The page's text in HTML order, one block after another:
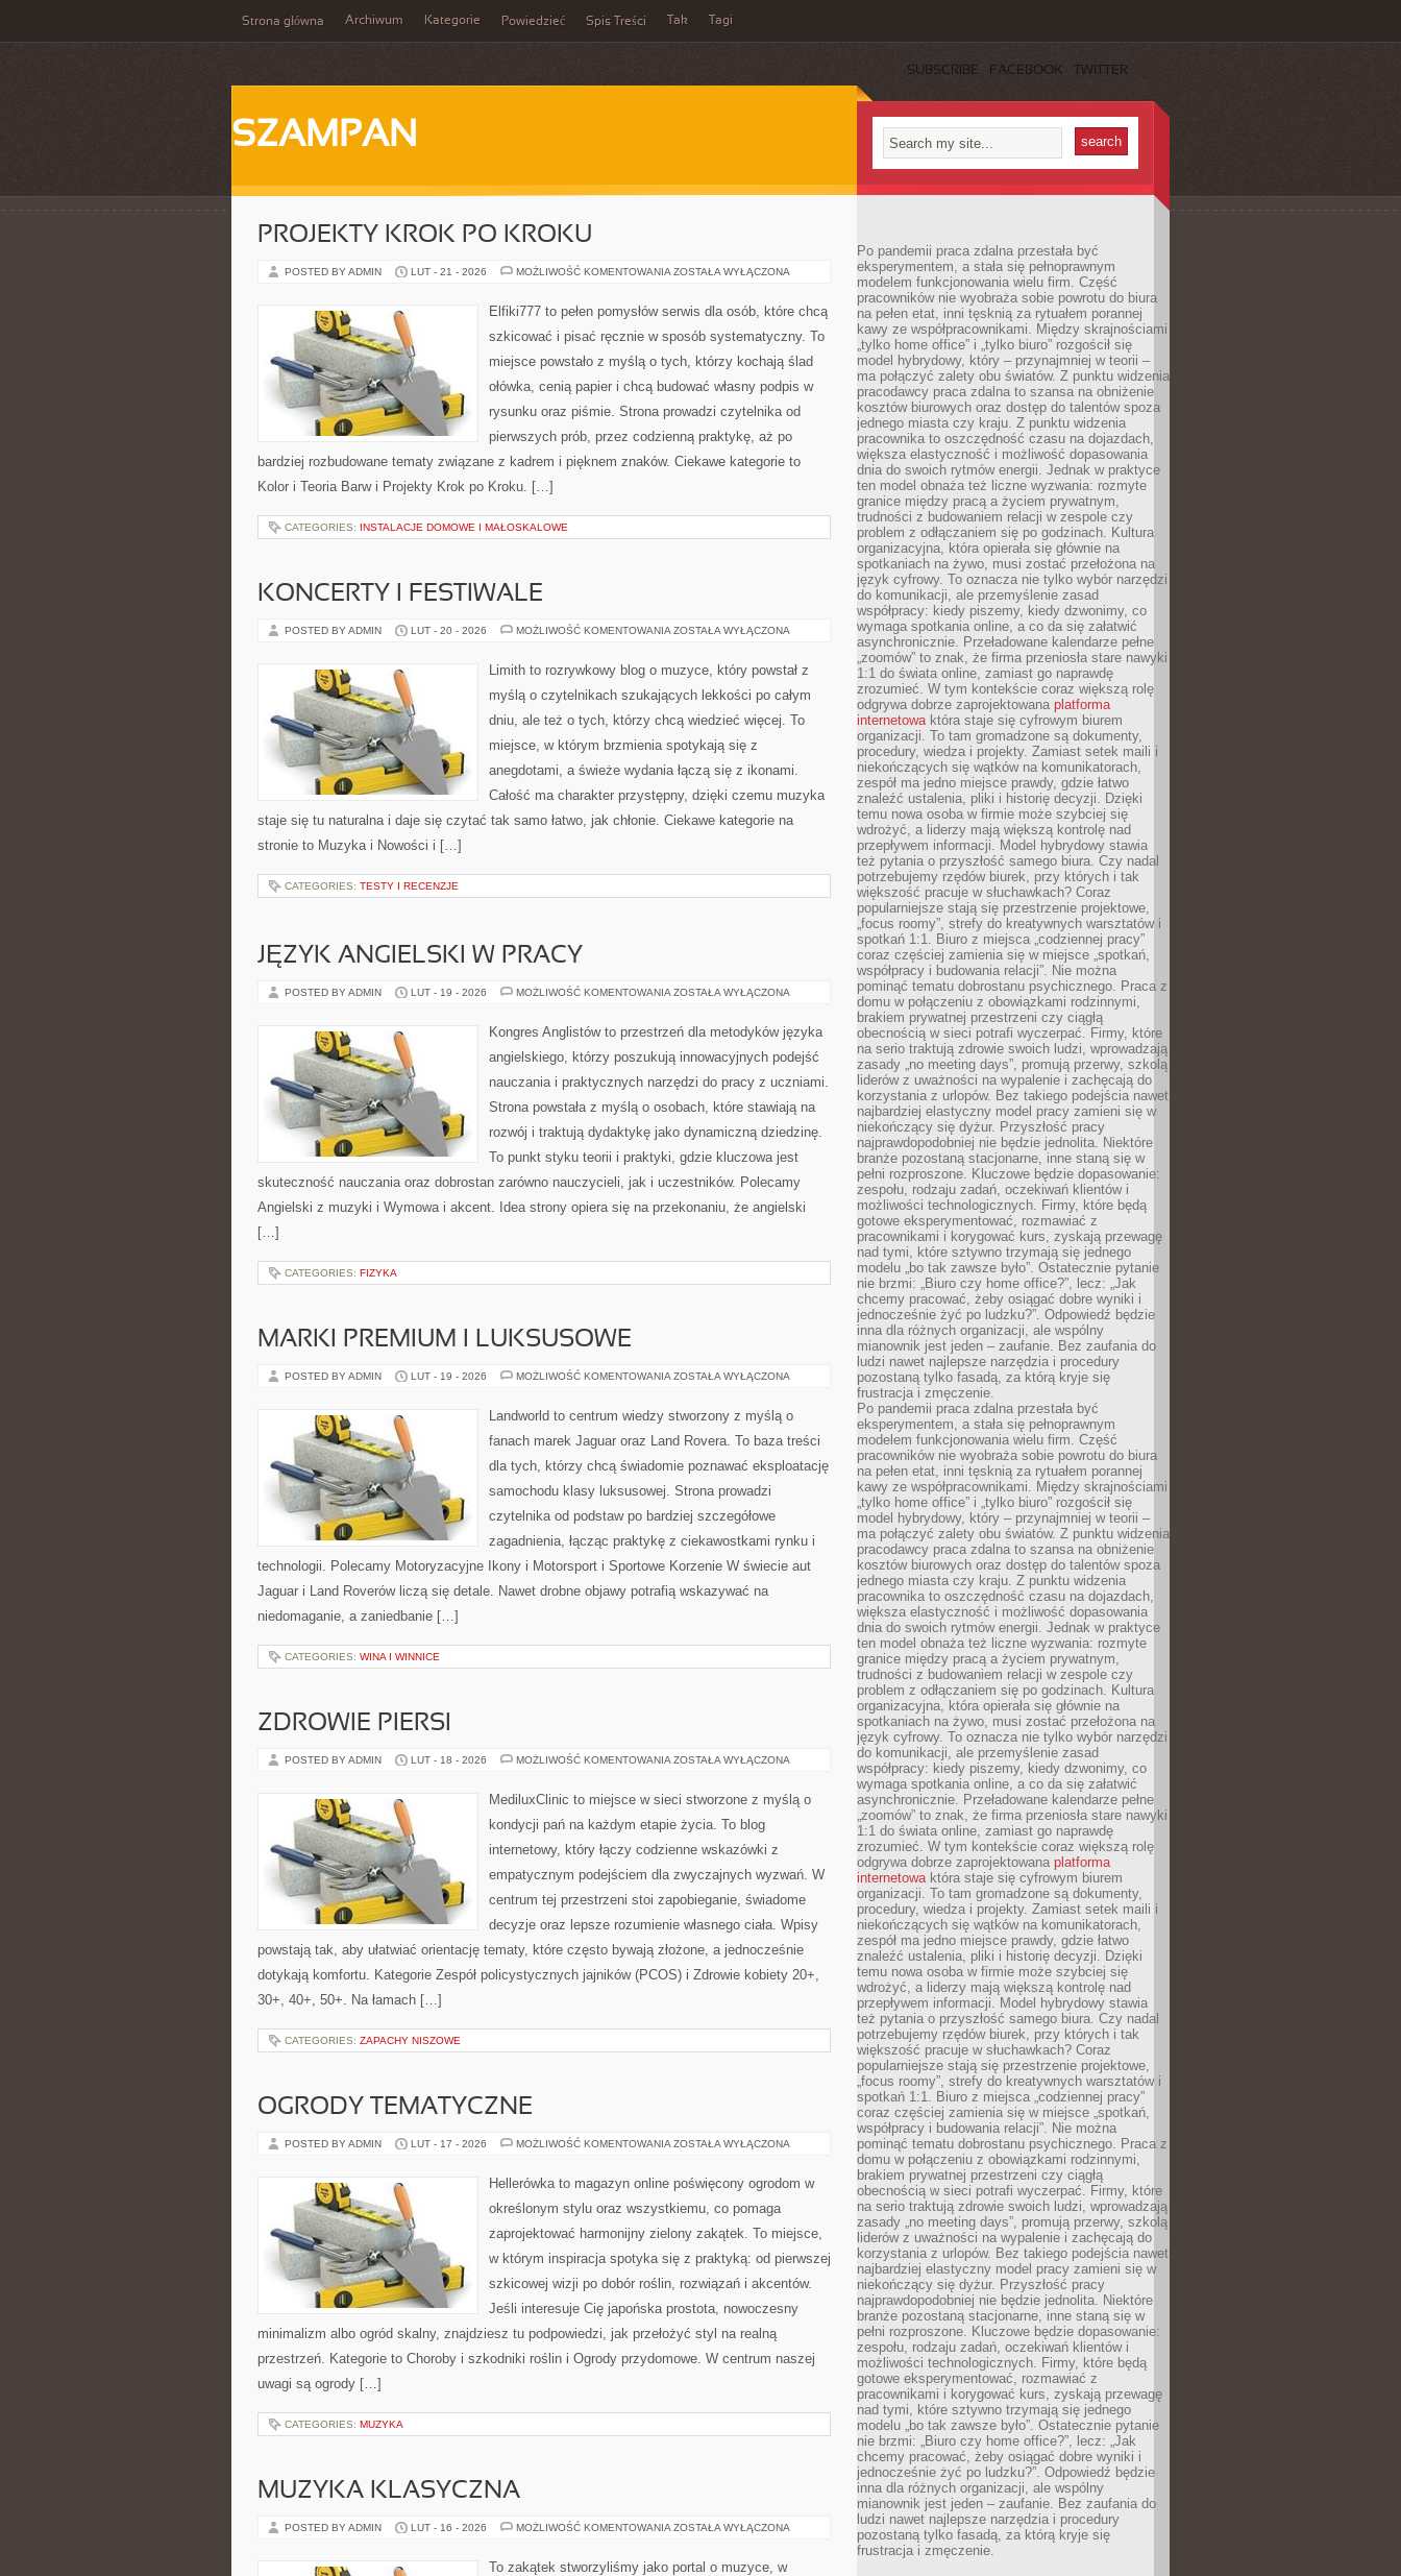
Strona główna Archiwum Kategorie Powiedzieć Spis Treści Tak Tagi
SUBSCRIBE FACEBOOK TWITTER
SZAMPAN
PROJEKTY KROK PO KROKU
POSTED BY ADMIN LUT - 21 - 2026 MOŻLIWOŚĆ KOMENTOWANIA PROJEKTY
KROKU
ZOSTAŁA WYŁĄCZONA
Elfiki777 to pełen pomysłów serwis dla osób, które chcą
szkicować i pisać ręcznie w sposób systematyczny. To
miejsce powstało z myślą o tych, którzy kochają ślad
ołówka, cenią papier i chcą budować własny podpis w
rysunku oraz piśmie. Strona prowadzi czytelnika od
pierwszych prób, przez codzienną praktykę, aż po
bardziej rozbudowane tematy związane z kadrem i pięknem znaków. Ciekawe kategorie to
Kolor i Teoria Barw i Projekty Krok po Kroku. […]
CATEGORIES: INSTALACJE DOMOWE I MAŁOSKALOWE
KONCERTY I FESTIWALE
POSTED BY ADMIN LUT - 20 - 2026 MOŻLIWOŚĆ KOMENTOWANIA KONCERTY
ZOSTAŁA WYŁĄCZONA
Limith to rozrywkowy blog o muzyce, który powstał z
myślą o czytelnikach szukających lekkości po całym
dniu, ale też o tych, którzy chcą wiedzieć więcej. To
miejsce, w którym brzmienia spotykają się z
anegdotami, a świeże wydania łączą się z ikonami.
Całość ma charakter przystępny, dzięki czemu muzyka
staje się tu naturalna i daje się czytać tak samo łatwo, jak chłonie. Ciekawe kategorie na
stronie to Muzyka i Nowości i […]
CATEGORIES: TESTY I RECENZJE
JĘZYK ANGIELSKI W PRACY
POSTED BY ADMIN LUT - 19 - 2026 MOŻLIWOŚĆ KOMENTOWANIA JĘZYK
PRACY
ZOSTAŁA WYŁĄCZONA
Kongres Anglistów to przestrzeń dla metodyków języka
angielskiego, którzy poszukują innowacyjnych podejść
nauczania i praktycznych narzędzi do pracy z uczniami.
Strona powstała z myślą o osobach, które stawiają na
rozwój i traktują dydaktykę jako dynamiczną dziedzinę.
To punkt styku teorii i praktyki, gdzie kluczowa jest
skuteczność nauczania oraz dobrostan zarówno nauczycieli, jak i uczestników. Polecamy
Angielski z muzyki i Wymowa i akcent. Idea strony opiera się na przekonaniu, że angielski
[…]
CATEGORIES: FIZYKA
MARKI PREMIUM I LUKSUSOWE
POSTED BY ADMIN LUT - 19 - 2026 MOŻLIWOŚĆ KOMENTOWANIA MARKI
LUKSUSOWE
ZOSTAŁA WYŁĄCZONA
Landworld to centrum wiedzy stworzony z myślą o
fanach marek Jaguar oraz Land Rovera. To baza treści
dla tych, którzy chcą świadomie poznawać eksploatację
samochodu klasy luksusowej. Strona prowadzi
czytelnika od podstaw po bardziej szczegółowe
zagadnienia, łącząc praktykę z ciekawostkami rynku i
technologii. Polecamy Motoryzacyjne Ikony i Motorsport i Sportowe Korzenie W świecie aut
Jaguar i Land Roverów liczą się detale. Nawet drobne objawy potrafią wskazywać na
niedomaganie, a zaniedbanie […]
CATEGORIES: WINA I WINNICE
ZDROWIE PIERSI
POSTED BY ADMIN LUT - 18 - 2026 MOŻLIWOŚĆ KOMENTOWANIA ZDROWIE
ZOSTAŁA WYŁĄCZONA
MediluxClinic to miejsce w sieci stworzone z myślą o
kondycji pań na każdym etapie życia. To blog
internetowy, który łączy codzienne wskazówki z
empatycznym podejściem dla zwyczajnych wyzwań. W
centrum tej przestrzeni stoi zapobieganie, świadome
decyzje oraz lepsze rozumienie własnego ciała. Wpisy
powstają tak, aby ułatwiać orientację tematy, które często bywają złożone, a jednocześnie
dotykają komfortu. Kategorie Zespół policystycznych jajników (PCOS) i Zdrowie kobiety 20+,
30+, 40+, 50+. Na łamach […]
CATEGORIES: ZAPACHY NISZOWE
OGRODY TEMATYCZNE
POSTED BY ADMIN LUT - 17 - 2026 MOŻLIWOŚĆ KOMENTOWANIA OGRODY
ZOSTAŁA WYŁĄCZONA
Hellerówka to magazyn online poświęcony ogrodom w
określonym stylu oraz wszystkiemu, co pomaga
zaprojektować harmonijny zielony zakątek. To miejsce,
w którym inspiracja spotyka się z praktyką: od pierwszej
szkicowej wizji po dobór roślin, rozwiązań i akcentów.
Jeśli interesuje Cię japońska prostota, nowoczesny
minimalizm albo ogród skalny, znajdziesz tu podpowiedzi, jak przełożyć styl na realną
przestrzeń. Kategorie to Choroby i szkodniki roślin i Ogrody przydomowe. W centrum naszej
uwagi są ogrody […]
CATEGORIES: MUZYKA
MUZYKA KLASYCZNA
POSTED BY ADMIN LUT - 16 - 2026 MOŻLIWOŚĆ KOMENTOWANIA MUZYKA
ZOSTAŁA WYŁĄCZONA
To zakątek stworzyliśmy jako portal o muzyce, w
Po pandemii praca zdalna przestała być
eksperymentem, a stała się pełnoprawnym
modelem funkcjonowania wielu firm. Część
pracowników nie wyobraża sobie powrotu do biura
na pełen etat, inni tęsknią za rytuałem porannej
kawy ze współpracownikami. Między skrajnościami
„tylko home office” i „tylko biuro” rozgościł się
model hybrydowy, który – przynajmniej w teorii –
ma połączyć zalety obu światów. Z punktu widzenia
pracodawcy praca zdalna to szansa na obniżenie
kosztów biurowych oraz dostęp do talentów spoza
jednego miasta czy kraju. Z punktu widzenia
pracownika to oszczędność czasu na dojazdach,
większa elastyczność i możliwość dopasowania
dnia do swoich rytmów energii. Jednak w praktyce
ten model obnaża też liczne wyzwania: rozmyte
granice między pracą a życiem prywatnym,
trudności z budowaniem relacji w zespole czy
problem z odłączaniem się po godzinach. Kultura
organizacyjna, która opierała się głównie na
spotkaniach na żywo, musi zostać przełożona na
język cyfrowy. To oznacza nie tylko wybór narzędzi
do komunikacji, ale przemyślenie zasad
współpracy: kiedy piszemy, kiedy dzwonimy, co
wymaga spotkania online, a co da się załatwić
asynchronicznie. Przeładowane kalendarze pełne
„zoomów” to znak, że firma przeniosła stare nawyki
1:1 do świata online, zamiast go naprawdę
zrozumieć. W tym kontekście coraz większą rolę
odgrywa dobrze zaprojektowana platforma
internetowaktóra staje się cyfrowym biurem
organizacji. To tam gromadzone są dokumenty,
procedury, wiedza i projekty. Zamiast setek maili i
niekończących się wątków na komunikatorach,
zespół ma jedno miejsce prawdy, gdzie łatwo
znaleźć ustalenia, pliki i historię decyzji. Dzięki
temu nowa osoba w firmie może szybciej się
wdrożyć, a liderzy mają większą kontrolę nad
przepływem informacji. Model hybrydowy stawia
też pytania o przyszłość samego biura. Czy nadal
potrzebujemy rzędów biurek, przy których i tak
większość pracuje w słuchawkach? Coraz
popularniejsze stają się przestrzenie projektowe,
„focus roomy”, strefy do kreatywnych warsztatów i
spotkań 1:1. Biuro z miejsca „codziennej pracy”
coraz częściej zamienia się w miejsce „spotkań,
współpracy i budowania relacji”. Nie można
pominąć tematu dobrostanu psychicznego. Praca z
domu w połączeniu z obowiązkami rodzinnymi,
brakiem prywatnej przestrzeni czy ciągłą
obecnością w sieci potrafi wyczerpać. Firmy, które
na serio traktują zdrowie swoich ludzi, wprowadzają
zasady „no meeting days”, promują przerwy, szkolą
liderów z uważności na wypalenie i zachęcają do
korzystania z urlopów. Bez takiego podejścia nawet
najbardziej elastyczny model pracy zamieni się w
niekończący się dyżur. Przyszłość pracy
najprawdopodobniej nie będzie jednolita. Niektóre
branże pozostaną stacjonarne, inne staną się w
pełni rozproszone. Kluczowe będzie dopasowanie:
zespołu, rodzaju zadań, oczekiwań klientów i
możliwości technologicznych. Firmy, które będą
gotowe eksperymentować, rozmawiać z
pracownikami i korygować kurs, zyskają przewagę
nad tymi, które sztywno trzymają się jednego
modelu „bo tak zawsze było”. Ostatecznie pytanie
nie brzmi: „Biuro czy home office?”, lecz: „Jak
chcemy pracować, żeby osiągać dobre wyniki i
jednocześnie żyć po ludzku?”. Odpowiedź będzie
inna dla różnych organizacji, ale wspólny
mianownik jest jeden – zaufanie. Bez zaufania do
ludzi nawet najlepsze narzędzia i procedury
pozostaną tylko fasadą, za którą kryje się
frustracja i zmęczenie.
Po pandemii praca zdalna przestała być
eksperymentem, a stała się pełnoprawnym
modelem funkcjonowania wielu firm. Część
pracowników nie wyobraża sobie powrotu do biura
na pełen etat, inni tęsknią za rytuałem porannej
kawy ze współpracownikami. Między skrajnościami
„tylko home office” i „tylko biuro” rozgościł się
model hybrydowy, który – przynajmniej w teorii –
ma połączyć zalety obu światów. Z punktu widzenia
pracodawcy praca zdalna to szansa na obniżenie
kosztów biurowych oraz dostęp do talentów spoza
jednego miasta czy kraju. Z punktu widzenia
pracownika to oszczędność czasu na dojazdach,
większa elastyczność i możliwość dopasowania
dnia do swoich rytmów energii. Jednak w praktyce
ten model obnaża też liczne wyzwania: rozmyte
granice między pracą a życiem prywatnym,
trudności z budowaniem relacji w zespole czy
problem z odłączaniem się po godzinach. Kultura
organizacyjna, która opierała się głównie na
spotkaniach na żywo, musi zostać przełożona na
język cyfrowy. To oznacza nie tylko wybór narzędzi
do komunikacji, ale przemyślenie zasad
współpracy: kiedy piszemy, kiedy dzwonimy, co
wymaga spotkania online, a co da się załatwić
asynchronicznie. Przeładowane kalendarze pełne
„zoomów” to znak, że firma przeniosła stare nawyki
1:1 do świata online, zamiast go naprawdę
zrozumieć. W tym kontekście coraz większą rolę
odgrywa dobrze zaprojektowana platforma
internetowaktóra staje się cyfrowym biurem
organizacji. To tam gromadzone są dokumenty,
procedury, wiedza i projekty. Zamiast setek maili i
niekończących się wątków na komunikatorach,
zespół ma jedno miejsce prawdy, gdzie łatwo
znaleźć ustalenia, pliki i historię decyzji. Dzięki
temu nowa osoba w firmie może szybciej się
wdrożyć, a liderzy mają większą kontrolę nad
przepływem informacji. Model hybrydowy stawia
też pytania o przyszłość samego biura. Czy nadal
potrzebujemy rzędów biurek, przy których i tak
większość pracuje w słuchawkach? Coraz
popularniejsze stają się przestrzenie projektowe,
„focus roomy”, strefy do kreatywnych warsztatów i
spotkań 1:1. Biuro z miejsca „codziennej pracy”
coraz częściej zamienia się w miejsce „spotkań,
współpracy i budowania relacji”. Nie można
pominąć tematu dobrostanu psychicznego. Praca z
domu w połączeniu z obowiązkami rodzinnymi,
brakiem prywatnej przestrzeni czy ciągłą
obecnością w sieci potrafi wyczerpać. Firmy, które
na serio traktują zdrowie swoich ludzi, wprowadzają
zasady „no meeting days”, promują przerwy, szkolą
liderów z uważności na wypalenie i zachęcają do
korzystania z urlopów. Bez takiego podejścia nawet
najbardziej elastyczny model pracy zamieni się w
niekończący się dyżur. Przyszłość pracy
najprawdopodobniej nie będzie jednolita. Niektóre
branże pozostaną stacjonarne, inne staną się w
pełni rozproszone. Kluczowe będzie dopasowanie:
zespołu, rodzaju zadań, oczekiwań klientów i
możliwości technologicznych. Firmy, które będą
gotowe eksperymentować, rozmawiać z
pracownikami i korygować kurs, zyskają przewagę
nad tymi, które sztywno trzymają się jednego
modelu „bo tak zawsze było”. Ostatecznie pytanie
nie brzmi: „Biuro czy home office?”, lecz: „Jak
chcemy pracować, żeby osiągać dobre wyniki i
jednocześnie żyć po ludzku?”. Odpowiedź będzie
inna dla różnych organizacji, ale wspólny
mianownik jest jeden – zaufanie. Bez zaufania do
ludzi nawet najlepsze narzędzia i procedury
pozostaną tylko fasadą, za którą kryje się
frustracja i zmęczenie.